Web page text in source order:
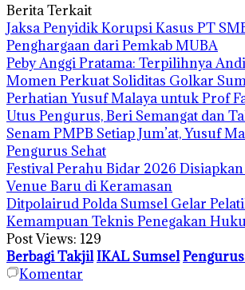
Berita Terkait
Jaksa Penyidik Korupsi Kasus PT
Penghargaan dari Pemkab MUBA
Peby Anggi Pratama: Terpilihnya
Momen Perkuat Soliditas Golkar
Perhatian Yusuf Malaya untuk Prof
Utus Pengurus, Beri Semangat dan
Senam PMPB Setiap Jum’at, Yusuf
Pengurus Sehat
Festival Perahu Bidar 2026
Venue Baru di Keramasan
Ditpolairud Polda Sumsel Gelar
Kemampuan Teknis Penegakan
Post Views: 129
Berbagi TakjilIKAL Sumsel
Komentar